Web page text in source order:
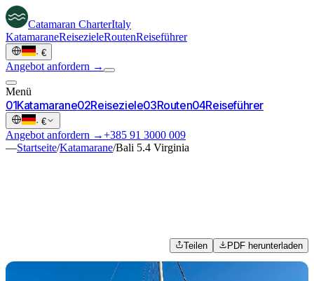
Catamaran CharterItaly
KatamaraneReisezieleRoutenReiseführer
· €
Angebot anfordern →
Menü
01Katamarane02Reiseziele03Routen04Reiseführer
· €
Angebot anfordern →+385 91 3000 009
—Startseite/Katamarane/Bali 5.4 Virginia
Teilen PDF herunterladen